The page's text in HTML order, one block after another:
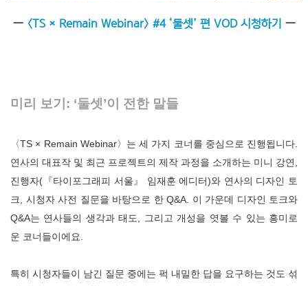
― 〈TS × Remain Webinar〉 #4 ‘둘셋’ 편 VOD 시청하기 ―
미리 보기: ‘둘셋’이 전한 말들
〈TS × Remain Webinar〉는 세 가지 코너를 중심으로 진행됩니다.
연사의 대표작 및 최근 프로젝트의 제작 과정을 소개하는 미니 강연,
진행자(『타이포그래피 서울』 임재훈 에디터)와 연사의 디자인 토
크, 시청자 사전 질문을 바탕으로 한 Q&A. 이 가운데 디자인 토크와
Q&A는 연사들의 생각과 태도, 그리고 개성을 엿볼 수 있는 흥미로
운 코너들이에요.
특히 시청자들이 남긴 질문 중에는 퍽 내밀한 답을 요구하는 것도 섞